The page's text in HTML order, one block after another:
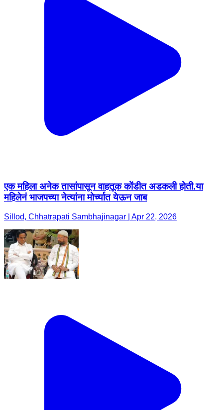
एक महिला अनेक तासांपासून वाहतूक कोंडीत अडकली होती.या
महिलेनं भाजपच्या नेत्यांना मोर्च्यात येऊन जाब
Sillod, Chhatrapati Sambhajinagar | Apr 22, 2026